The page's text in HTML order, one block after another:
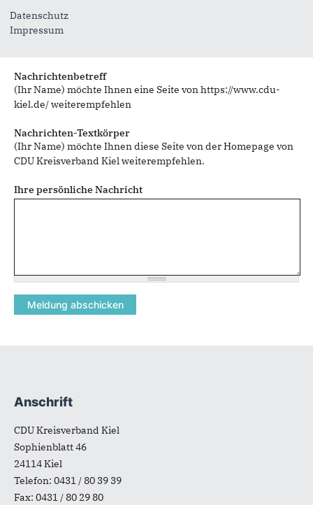
Sie leiten den folgenden Inhalt weiter
Nachrichtenbetreff
(Ihr Name) möchte Ihnen eine Seite von https://www.cdu-
kiel.de/ weiterempfehlen
Nachrichten-Textkörper
(Ihr Name) möchte Ihnen diese Seite von der Homepage von
CDU Kreisverband Kiel weiterempfehlen.
Ihre persönliche Nachricht
Fußbereich
Anschrift
CDU Kreisverband Kiel
Sophienblatt 46
24114Kiel
Telefon: 0431 / 80 39 39
Fax: 0431 / 80 29 80
Datenschutz
Impressum